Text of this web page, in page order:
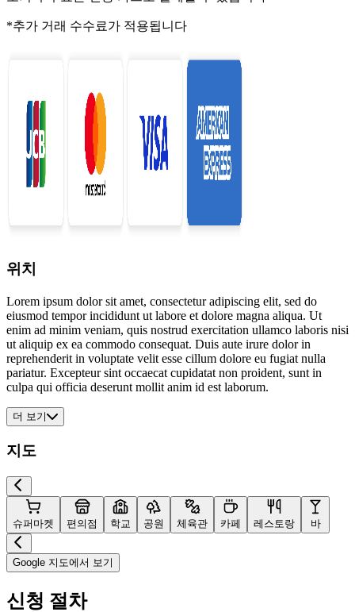
*추가 거래 수수료가 적용됩니다
위치
Lorem ipsum dolor sit amet, consectetur adipiscing elit, sed do
eiusmod tempor incididunt ut labore et dolore magna aliqua. Ut
enim ad minim veniam, quis nostrud exercitation ullamco laboris nisi
ut aliquip ex ea commodo consequat. Duis aute irure dolor in
reprehenderit in voluptate velit esse cillum dolore eu fugiat nulla
pariatur. Excepteur sint occaecat cupidatat non proident, sunt in
culpa qui officia deserunt mollit anim id est laborum.
더 보기
지도
슈퍼마켓 편의점 학교 공원 체육관 카페 레스토랑 바
Google 지도에서 보기
신청 절차